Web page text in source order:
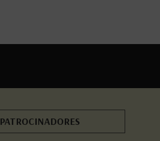
PATROCINADORES